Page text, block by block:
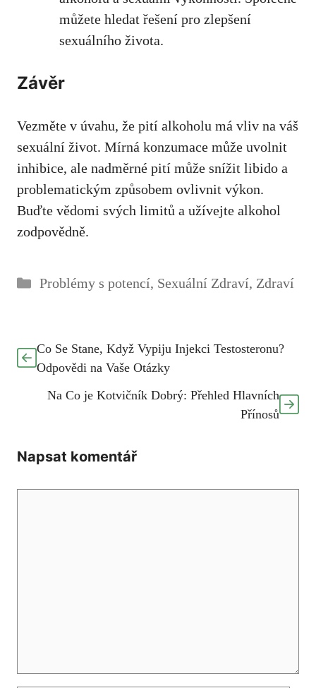
můžete hledat řešení pro zlepšení
sexuálního života.
Závěr
Vezměte v úvahu, že pití alkoholu má vliv na váš
sexuální život. Mírná konzumace může uvolnit
inhibice, ale nadměrné pití může snížit libido a
problematickým způsobem ovlivnit výkon.
Buďte vědomi svých limitů a užívejte alkohol
zodpovědně.
Rubriky
Problémy s potencí, Sexuální Zdraví, Zdraví
Co Se Stane, Když Vypiju Injekci Testosteronu?
Odpovědi na Vaše Otázky
Na Co je Kotvičník Dobrý: Přehled Hlavních
Přínosů
Napsat komentář